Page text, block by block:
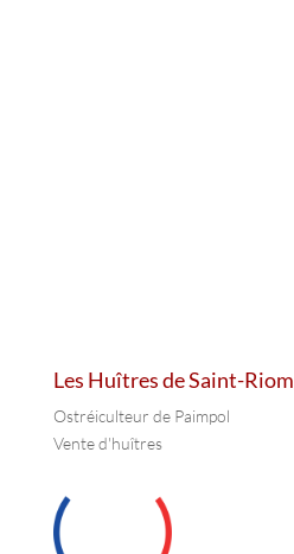
Les Huîtres de Saint-Riom
Ostréiculteur de Paimpol
Vente d'huîtres